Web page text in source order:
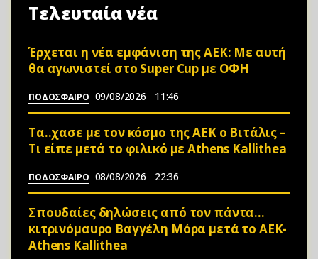
Τελευταία νέα
Έρχεται η νέα εμφάνιση της ΑΕΚ: Με αυτή
θα αγωνιστεί στο Super Cup με ΟΦΗ
ΠΟΔΟΣΦΑΙΡΟ 09/08/2026 11:46
Τα..χασε με τον κόσμο της ΑΕΚ ο Βιτάλις –
Τι είπε μετά το φιλικό με Athens Kallithea
ΠΟΔΟΣΦΑΙΡΟ 08/08/2026 22:36
Σπουδαίες δηλώσεις από τον πάντα…
κιτρινόμαυρο Βαγγέλη Μόρα μετά το ΑΕΚ-
Athens Kallithea